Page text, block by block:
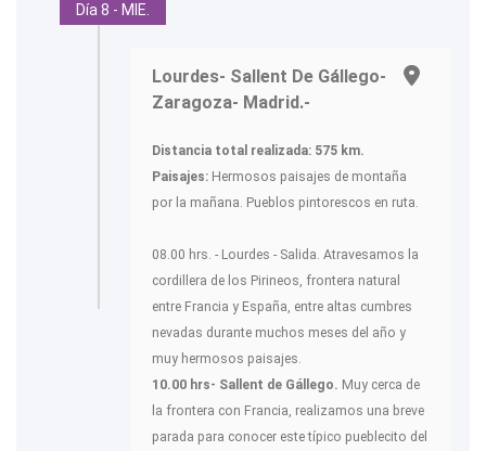
Día 8 - MIE.
Lourdes- Sallent De Gállego-
Zaragoza- Madrid.-
Distancia total realizada: 575 km.
Paisajes: Hermosos paisajes de montaña
por la mañana. Pueblos pintorescos en ruta.
08.00 hrs. - Lourdes - Salida. Atravesamos la
cordillera de los Pirineos, frontera natural
entre Francia y España, entre altas cumbres
nevadas durante muchos meses del año y
muy hermosos paisajes.
10.00 hrs- Sallent de Gállego. Muy cerca de
la frontera con Francia, realizamos una breve
parada para conocer este típico pueblecito del